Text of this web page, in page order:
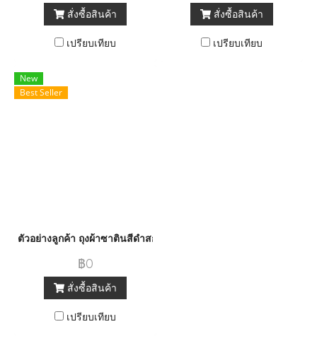
สั่งซื้อสินค้า
เปรียบเทียบ
สั่งซื้อสินค้า
เปรียบเทียบ
New
Best Seller
ตัวอย่างลูกค้า ถุงผ้าซาตินสีดำสกรีน 2 สี
฿0
สั่งซื้อสินค้า
เปรียบเทียบ